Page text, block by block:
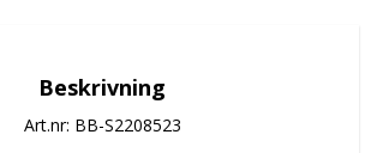
Beskrivning
Art.nr: BB-S2208523